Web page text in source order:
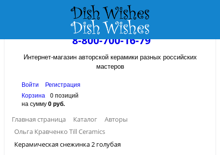
8-800-700-16-79
Интернет-магазин авторской керамики разных российских
мастеров
Войти
Регистрация
Корзина
0 позиций
на сумму0 руб.
Главная страница
Каталог
Авторы
Ольга Кравченко Till Ceramics
Керамическая снежинка 2 голубая